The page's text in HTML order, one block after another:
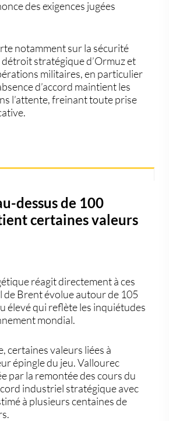
des exigences jugées
notamment sur la sécurité
stratégique d’Ormuz et
militaires, en particulier
d’accord maintient les
l’attente, freinant toute prise
dessus de 100
certaines valeurs
réagit directement à ces
deBrentévolue autour de 105
élevé qui reflète les inquiétudes
mondial.
certaines valeurs liées à
épingle du jeu.Vallourec
par la remontée des cours du
industriel stratégique avec
à plusieurs centaines de